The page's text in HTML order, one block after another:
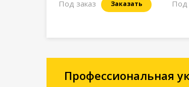
Заказать
Под заказ Под
Профессиональная